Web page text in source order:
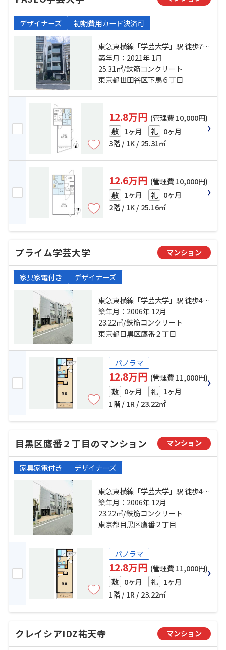
デザイナーズ 初期費用カード決済可
東急東横線「学芸大学」駅 徒歩7分
東急東横線「都立大学」駅 徒歩20
分 東急東横線「祐天寺」駅 徒歩20
分
築年月：2021年 1月
25.31㎡/鉄筋コンクリート
東京都世田谷区下馬６丁目
12.8万円 (管理費 10,000円)
敷 1ヶ月 礼 0ヶ月
3階 / 1K / 25.31㎡
12.6万円 (管理費 10,000円)
敷 1ヶ月 礼 0ヶ月
2階 / 1K / 25.16㎡
プライム学芸大学 マンション
家具家電付き デザイナーズ
東急東横線「学芸大学」駅 徒歩4分
東急東横線「祐天寺」駅 徒歩12分
東急東横線「都立大学」駅 徒歩26
分
築年月：2006年 12月
23.22㎡/鉄筋コンクリート
東京都目黒区鷹番２丁目
パノラマ
12.8万円 (管理費 11,000円)
敷 0ヶ月 礼 1ヶ月
1階 / 1R / 23.22㎡
目黒区鷹番２丁目のマンション マンション
家具家電付き デザイナーズ
東急東横線「学芸大学」駅 徒歩4分
東急東横線「祐天寺」駅 徒歩12分
東急東横線「都立大学」駅 徒歩26
分
築年月：2006年 12月
23.22㎡/鉄筋コンクリート
東京都目黒区鷹番２丁目
パノラマ
12.8万円 (管理費 11,000円)
敷 0ヶ月 礼 1ヶ月
1階 / 1R / 23.22㎡
クレイシアIDZ祐天寺 マンション